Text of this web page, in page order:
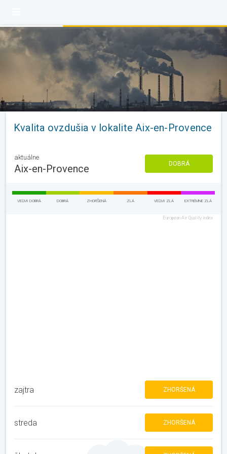
Kvalita ovzdušia v lokalite Aix-en-Provence
aktuálne
Aix-en-Provence DOBRÁ
VEĽMI DOBRÁ DOBRÁ ZHORŠENÁ ZLÁ VEĽMI ZLÁ EXTRÉMNE ZLÁ
European Air Quality Index
zajtra ZHORŠENÁ
streda ZHORŠENÁ